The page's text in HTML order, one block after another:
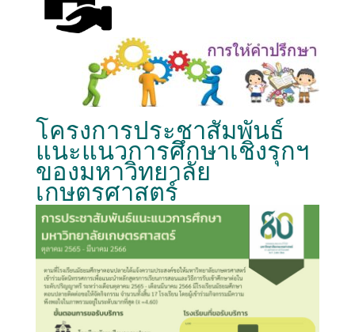
โครงการประชาสัมพันธ์
แนะแนวการศึกษาเชิงรุกฯ
ของมหาวิทยาลัย
เกษตรศาสตร์